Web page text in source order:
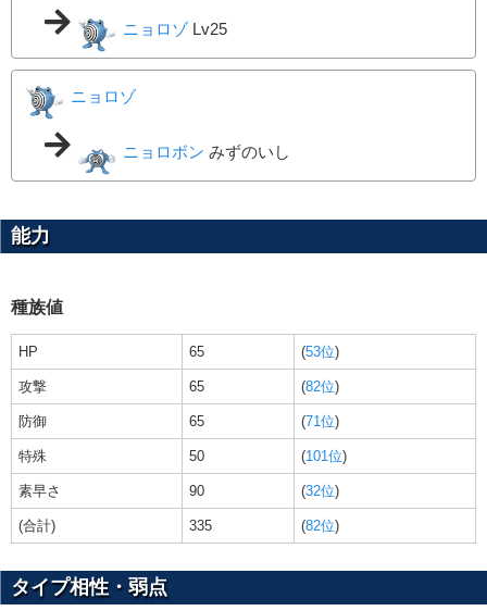
ニョロゾ Lv25
ニョロゾ
ニョロボン みずのいし
能力
種族値
HP 65 (53位)
攻撃 65 (82位)
防御 65 (71位)
特殊 50 (101位)
素早さ 90 (32位)
(合計) 335 (82位)
タイプ相性・弱点